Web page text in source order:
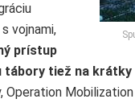
vojnami,
prístup
tábory tiež na
Operation